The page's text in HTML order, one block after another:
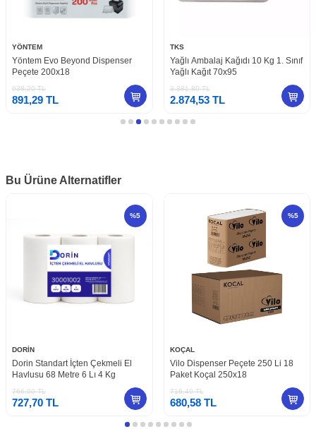
YÖNTEM
Yöntem Evo Beyond Dispenser
Peçete 200x18
938,20TL
891,29 TL
TKS
Yağlı Ambalaj Kağıdı 10 Kg 1. Sınıf
Yağlı Kağıt 70x95
3.381,80TL
2.874,53TL
Bu Ürüne Alternatifler
%5
DORİN
Dorin Standart İçten Çekmeli El
Havlusu 68 Metre 6 Lı 4 Kg
766,00TL
727,70 TL
%5
KOÇAL
Vilo Dispenser Peçete 250 Li 18
Paket Koçal 250x18
716,40TL
680,58TL